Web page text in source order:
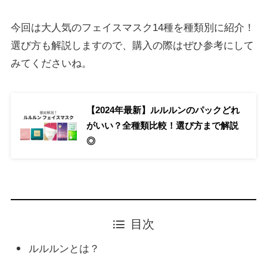
今回は大人気のフェイスマスク14種を種類別に紹介！
選び方も解説しますので、購入の際はぜひ参考にして
みてくださいね。
【2024年最新】ルルルンのパックどれ
がいい？全種類比較！選び方まで解説
◎
目次
ルルルンとは？